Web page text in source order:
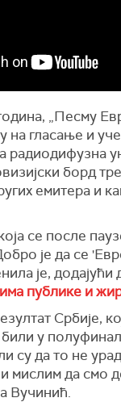
„Песму
на гласање и
радиодифузна
борд
емитера и
се после
је да се
је, додајући
публике и
Србије,
у
су да то не
мислим да смо
Вучинић.